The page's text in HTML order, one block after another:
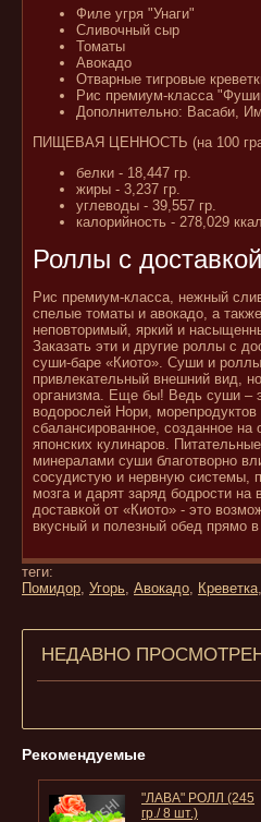
Филе угря "Унаги"
Сливочный сыр
Томаты
Авокадо
Отварные тигровые
Рис премиум-класса
Дополнительно: Васаби,
ПИЩЕВАЯ ЦЕННОСТЬ (на 100
белки - 18,447 гр.
жиры - 3,237 гр.
углеводы - 39,557 гр.
калорийность - 278,029
Роллы с
Рис премиум-класса, нежный
спелые томаты и авокадо, а
неповторимый, яркий и
Заказать эти и другие роллы с
суши-баре «Киото». Суши и
привлекательный внешний вид,
организма. Еще бы! Ведь суши –
водорослей Нори,
сбалансированное, созданное на
японских кулинаров.
минералами суши благотворно
сосудистую и нервную системы,
мозга и дарят заряд бодрости
доставкой от «Киото» - это
вкусный и полезный обед прямо
теги:
Помидор, Угорь, Авокадо, Креветка,
НЕДАВНО
Рекомендуемые
"ЛАВА" РОЛЛ (245
гр./ 8 шт.)